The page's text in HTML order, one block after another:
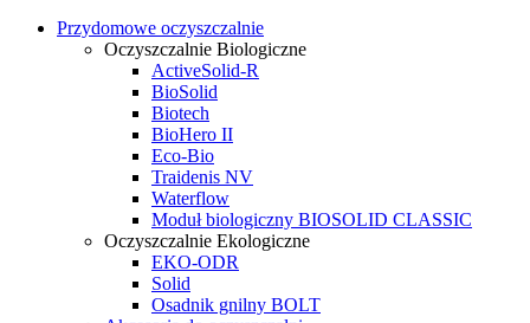
Przydomowe oczyszczalnie
Oczyszczalnie Biologiczne
ActiveSolid-R
BioSolid
Biotech
BioHero II
Eco-Bio
Traidenis NV
Waterflow
Moduł biologiczny BIOSOLID CLASSIC
Oczyszczalnie Ekologiczne
EKO-ODR
Solid
Osadnik gnilny BOLT